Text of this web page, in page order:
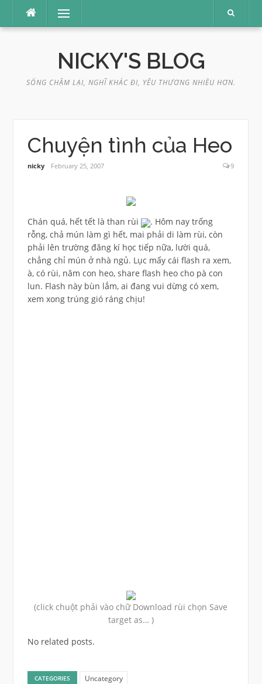
content
Menu
NICKY'S BLOG
SỐNG CHẬM LẠI, NGHĨ KHÁC ĐI, YÊU THƯƠNG NHIỀU HƠN.
Chuyện tình của Heo
nicky February 25, 2007 9
Chán quá, hết tết là than rùi
. Hôm nay trống
rỗng, chả mún làm gì hết, mai phải di làm rùi, còn
phải lên trường đăng kí học tiếp nữa, lười quá,
chẳng chỉ mún ở nhà ngủ. Lục mấy cái flash ra xem,
à, có rùi, năm con heo, share flash heo cho pà con
lun. Flash này bùn lắm, ai đang vui dừng có xem,
xem xong trúng gió ráng chịu!
(click chuột phải vào chữ Download rùi chọn Save
target as… )
No related posts.
CATEGORIES Uncategory